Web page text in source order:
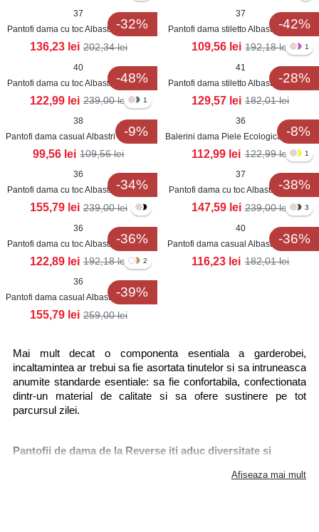
-32%
37
Pantofi dama cu toc Albastri din Piele
Ecologica Koryn
136,23 lei 202,34lei
-42%
37
Pantofi dama stiletto Albastri din Piele
Ecologica Intoarsa Aiyah
109,56 lei 192,18lei
-48%
40
Pantofi dama cu toc Albastri din Piele
Ecologica Intoarsa Dyna
122,99 lei 239,00lei
-28%
1
41
Pantofi dama stiletto Albastri din Piele
Ecologica Intoarsa Daniely
129,57 lei 182,01lei
-9%
1
38
Pantofi dama casual Albastri din Piele
Ecologica Azya
99,56 lei 109,56lei
-8%
36
Balerini dama Piele Ecologica Albastru
Yamen
112,99 lei 122,99lei
-34%
36
Pantofi dama cu toc Albastri din Piele
Ecologica Nitana
155,79 lei 239,00lei
-38%
1
37
Pantofi dama cu toc Albastri din Piele
Ecologica Kanaya
147,59 lei 239,00lei
-36%
36
Pantofi dama cu toc Albastri din Piele
Ecologica Intoarsa Tejana
122,89 lei 192,18lei
-36%
3
40
Pantofi dama casual Albastri din Piele
Ecologica Intoarsa Freyja
116,23 lei 182,01lei
-39%
2
36
Pantofi dama casual Albastri din Piele
Ecologica Intoarsa Desina
155,79 lei 259,00lei
Mai mult decat o componenta esentiala a garderobei,
incaltamintea ar trebui sa fie asortata tinutelor si sa intruneasca
anumite standarde esentiale: sa fie confortabila, confectionata
dintr-un material de calitate si sa ofere sustinere pe tot
parcursul zilei.
Pantofii de dama de la Reverse iti aduc diversitate si
Afiseaza mai mult